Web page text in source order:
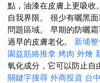
點，油漆在皮膚上更吸收
自我界限。 很少有曬黑
問題區​​域。 早期的防曬
過早的皮膚老化。 新埔整
園益筋絡推拿 烤肉 外燴
氧化成分，它可以防止自
關鍵字搜尋 外商投資 台